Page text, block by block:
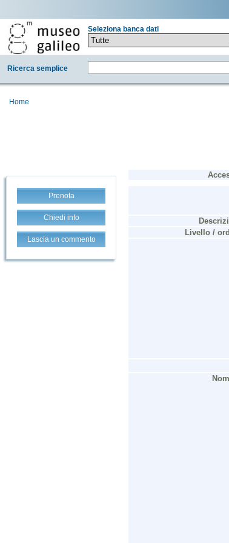
Seleziona banca dati
Ricerca semplice
Home
Prenota
Chiedi info
Lascia un commento